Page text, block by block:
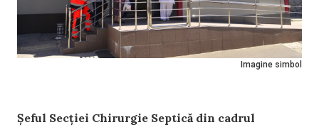
Imagine simbol
Șeful Secției Chirurgie Septică din cadrul